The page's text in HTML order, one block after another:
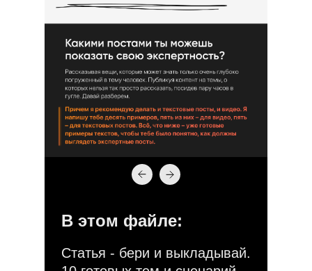
В этом файле:
Статья - бери и выкладывай.